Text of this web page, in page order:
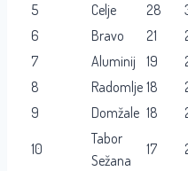
5
Celje 28
6
Bravo 21
7
Aluminij 19
8
Radomlje 18
9
Domžale 18
10
Tabor
Sežana
17